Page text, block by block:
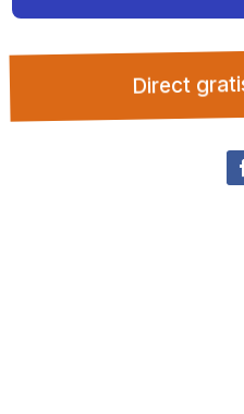
Direct